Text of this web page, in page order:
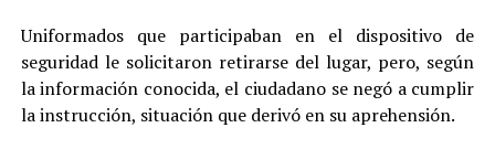
Uniformados que participaban en el dispositivo de
seguridad le solicitaron retirarse del lugar, pero, según
la información conocida, el ciudadano se negó a cumplir
la instrucción, situación que derivó en su aprehensión.